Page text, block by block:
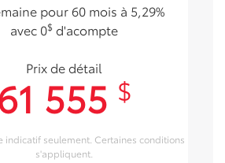
pour 60 mois à 5,29%
avec 0$ d'acompte
Prix de détail
555 $
indicatif seulement. Certaines conditions
s'appliquent.